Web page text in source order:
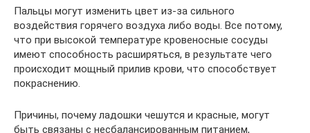
Пальцы могут изменить цвет из-за сильного
воздействия горячего воздуха либо воды. Все потому,
что при высокой температуре кровеносные сосуды
имеют способность расширяться, в результате чего
происходит мощный прилив крови, что способствует
покраснению.
Причины, почему ладошки чешутся и красные, могут
быть связаны с несбалансированным питанием,